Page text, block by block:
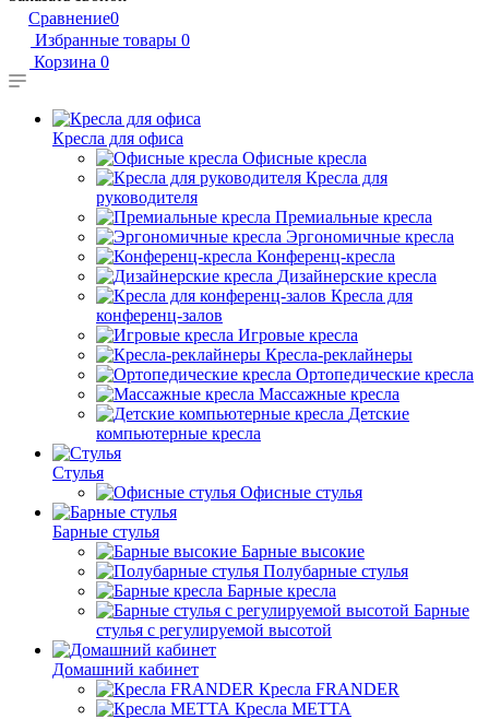
Сравнение0
Избранные товары 0
Корзина 0
Кресла для офиса
Офисные кресла
Кресла для
руководителя
Премиальные кресла
Эргономичные кресла
Конференц-кресла
Дизайнерские кресла
Кресла для
конференц-залов
Игровые кресла
Кресла-реклайнеры
Ортопедические кресла
Массажные кресла
Детские
компьютерные кресла
Стулья
Офисные стулья
Барные стулья
Барные высокие
Полубарные стулья
Барные кресла
Барные
стулья с регулируемой высотой
Домашний кабинет
Кресла FRANDER
Кресла METTA